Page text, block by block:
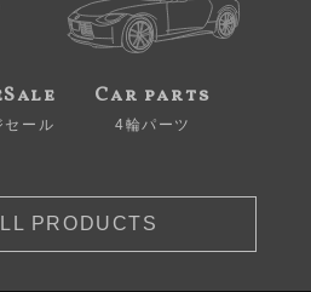
セール
Car parts
4輪パーツ
PRODUCTS